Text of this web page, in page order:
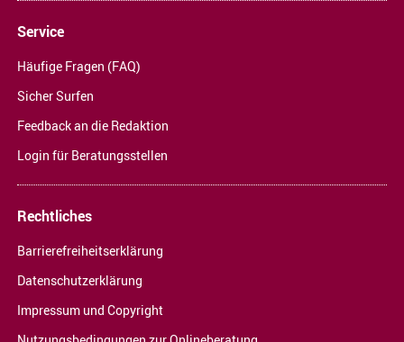
Service
Häufige Fragen (FAQ)
Sicher Surfen
Feedback an die Redaktion
Login für Beratungsstellen
Rechtliches
Barrierefreiheitserklärung
Datenschutzerklärung
Impressum und Copyright